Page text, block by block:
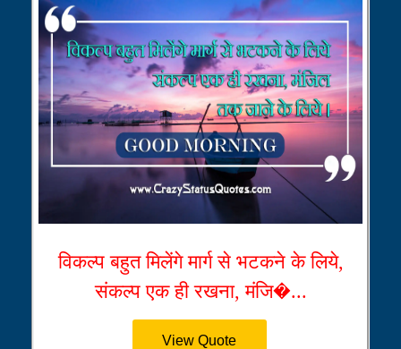
विकल्प बहुत मिलेंगे मार्ग से भटकने के लिये,
संकल्प एक ही रखना, मंजि�...
View Quote